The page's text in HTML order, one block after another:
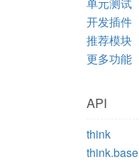
开发插件
推荐模块
更多功能
API
think
think.base